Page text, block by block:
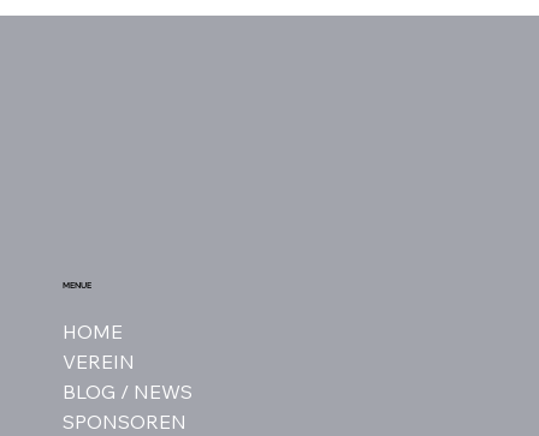
MENUE
HOME
VEREIN
BLOG / NEWS
SPONSOREN